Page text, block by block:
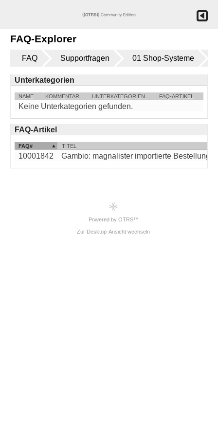
FAQ-Explorer
FAQ Supportfragen 01 Shop-Systeme
Unterkategorien
NAME KOMMENTAR UNTERKATEGORIEN FAQ-ARTIKEL
Keine Unterkategorien gefunden.
FAQ-Artikel
FAQ# TITEL
10001842 Gambio: magnalister importierte
Powered by OTRS™
Zur Desktop-Ansicht wechseln